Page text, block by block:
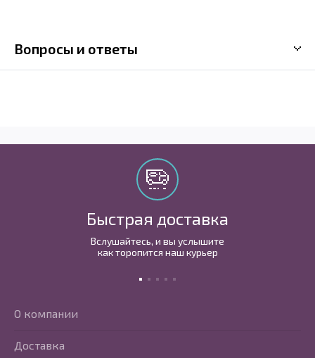
Вопросы и ответы
Быстрая доставка
Вслушайтесь, и вы услышите
как торопится наш курьер
О компании
Доставка